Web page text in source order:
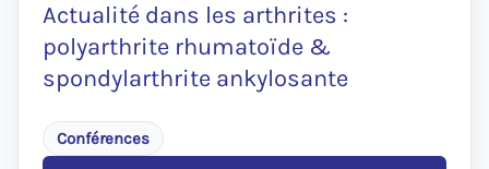
sommeil
Actualité dans les arthrites :
polyarthrite rhumatoïde &
spondylarthrite ankylosante
Conférences